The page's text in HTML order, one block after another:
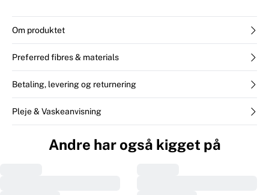
Om produktet
Preferred fibres & materials
Betaling, levering og returnering
Pleje & Vaskeanvisning
Andre har også kigget på